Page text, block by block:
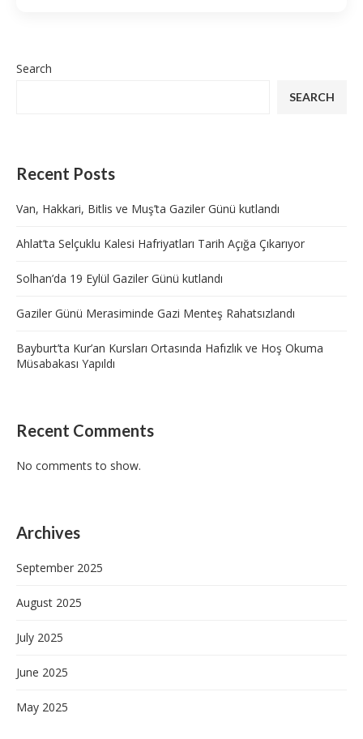
Search
SEARCH
Recent Posts
Van, Hakkari, Bitlis ve Muş’ta Gaziler Günü kutlandı
Ahlat’ta Selçuklu Kalesi Hafriyatları Tarih Açığa Çıkarıyor
Solhan’da 19 Eylül Gaziler Günü kutlandı
Gaziler Günü Merasiminde Gazi Menteş Rahatsızlandı
Bayburt’ta Kur’an Kursları Ortasında Hafızlık ve Hoş Okuma
Müsabakası Yapıldı
Recent Comments
No comments to show.
Archives
September 2025
August 2025
July 2025
June 2025
May 2025